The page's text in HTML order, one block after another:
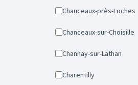
Chanceaux-près-Loches
Chanceaux-sur-Choisille
Channay-sur-Lathan
Charentilly